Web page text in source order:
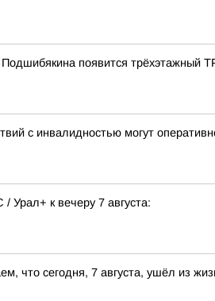
появится трёхэтажный
с инвалидностью могут
Урал+ к вечеру 7 августа:
что сегодня, 7 августа, ушёл из